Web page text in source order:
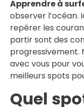
Apprendre à
observer l’océan.
repérer les
partir sont des
progressivement.
avec vous pour
meilleurs spots
Quel